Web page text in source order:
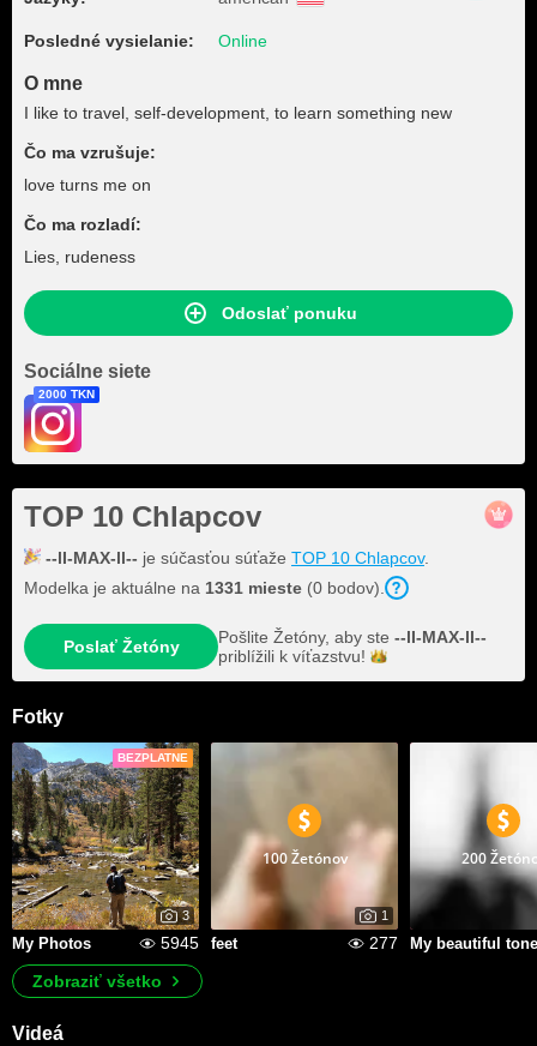
Posledné vysielanie: Online
O mne
I like to travel, self-development, to learn something new
Čo ma vzrušuje:
love turns me on
Čo ma rozladí:
Lies, rudeness
Odoslať ponuku
Sociálne siete
2000 TKN
TOP 10 Chlapcov
--lI-MAX-ll-- je súčasťou súťaže TOP 10 Chlapcov.
Modelka je aktuálne na 1331 mieste (0 bodov).
Poslať Žetóny Pošlite Žetóny, aby ste --lI-MAX-ll--
priblížili k víťazstvu!
Fotky
BEZPLATNE
3
My Photos 5945
100 Žetónov
1
feet 277
200
Zobraziť všetko
Videá